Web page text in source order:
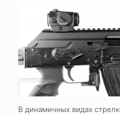
В динамичных видах